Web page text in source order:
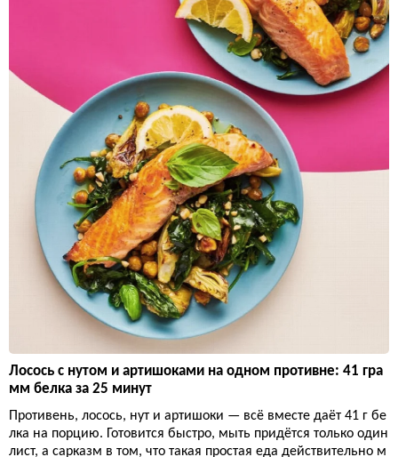
Лосось с нутом и артишоками на одном противне: 41 гра
мм белка за 25 минут
Противень, лосось, нут и артишоки — всё вместе даёт 41 г бе
лка на порцию. Готовится быстро, мыть придётся только один
лист, а сарказм в том, что такая простая еда действительно м